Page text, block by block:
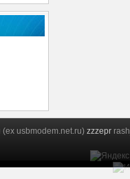
(ex usbmodem.net.ru) zzzepr